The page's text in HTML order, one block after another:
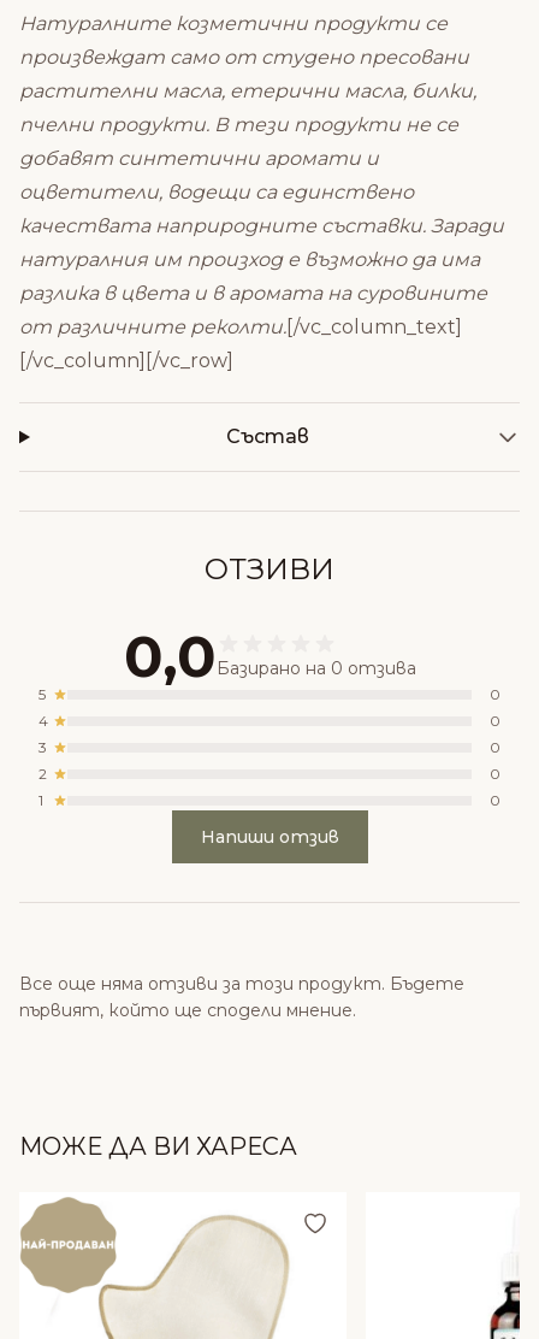
Натуралните козметични продукти се
произвеждат само от студено пресовани
растителни масла, етерични масла, билки,
пчелни продукти. В тези продукти не се
добавят синтетични аромати и
оцветители, водещи са единствено
качествата наприродните съставки. Заради
натуралния им произход е възможно да има
разлика в цвета и в аромата на суровините
от различните реколти.[/vc_column_text]
[/vc_column][/vc_row]
Състав
ОТЗИВИ
0,0 Базирано на 0 отзива
5
0
4
0
3
0
2
0
1
0
Напиши отзив
Все още няма отзиви за този продукт. Бъдете
първият, който ще сподели мнение.
МОЖЕ ДА ВИ ХАРЕСА
Добави в любими